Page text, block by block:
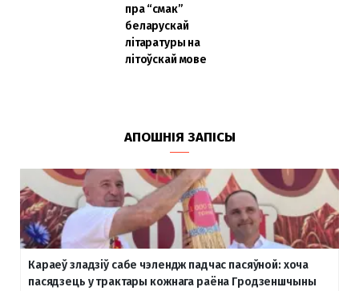
пра “смак”
беларускай
літаратуры на
літоўскай мове
АПОШНІЯ ЗАПІСЫ
Караеў зладзіў сабе чэлендж падчас пасяўной: хоча
пасядзець у трактары кожнага раёна Гродзеншчыны